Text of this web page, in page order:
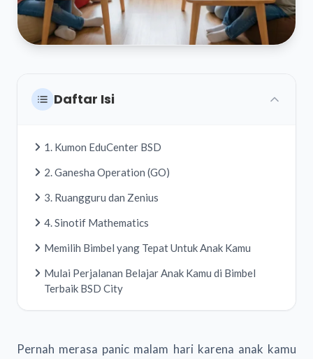
Daftar Isi
1. Kumon EduCenter BSD
2. Ganesha Operation (GO)
3. Ruangguru dan Zenius
4. Sinotif Mathematics
Memilih Bimbel yang Tepat Untuk Anak Kamu
Mulai Perjalanan Belajar Anak Kamu di Bimbel
Terbaik BSD City
Pernah merasa panic malam hari karena anak kamu